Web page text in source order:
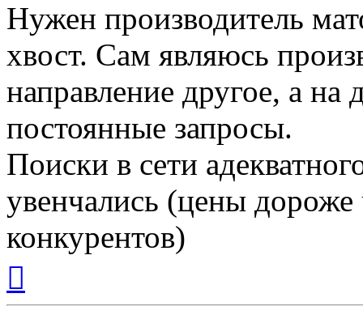
Нужен производитель
хвост. Сам являюсь
направление другое, а
постоянные запросы.
Поиски в сети
увенчались (цены
конкурентов)
началу